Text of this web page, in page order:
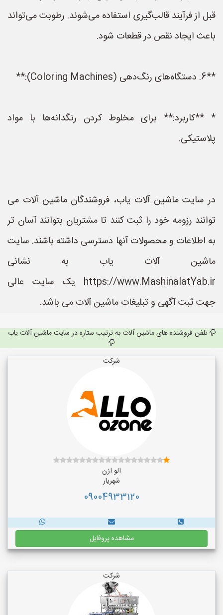
قبل از فرآیند قالب‌گیری استفاده می‌شوند. رطوبت می‌تواند
باعث ایجاد نقص در قطعات شود.
**6. دستگاه‌های رنگ‌دهی (Coloring Machines):**
* **کاربرد:** برای مخلوط کردن رنگدانه‌ها با مواد
پلاستیکی.
در سایت ماشین آلات یاب، فروشندگان ماشین آلات می
توانند رزومه خود را ثبت کنند تا مشتریان بتوانند آسان تر
به اطلاعات و محصولات آنها دسترسی داشته باشند. سایت
ماشین آلات یاب به نشانی
https://www.MashinalatYab.ir یک سایت عالی
جهت ثبت آگهی و تبلیغات ماشین آلات می باشد.
تلفن فروشنده های ماشین آلات به ترتیب ستاره در سایت ماشین آلات یاب
شرکت
الو ازن
شهریار
09004933120
مشاهده پروفایل
شرکت